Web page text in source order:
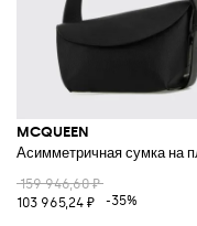
MCQUEEN
Асимметричная сумка на
159 946,60 ₽
103 965,24 ₽
-35%